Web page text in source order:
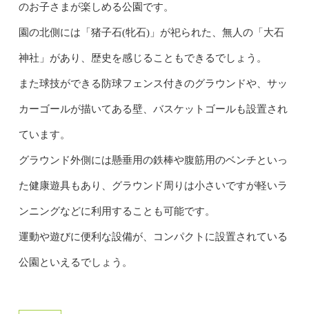
のお子さまが楽しめる公園です。
園の北側には「猪子石(牝石)」が祀られた、無人の「大石
神社」があり、歴史を感じることもできるでしょう。
また球技ができる防球フェンス付きのグラウンドや、サッ
カーゴールが描いてある壁、バスケットゴールも設置され
ています。
グラウンド外側には懸垂用の鉄棒や腹筋用のベンチといっ
た健康遊具もあり、グラウンド周りは小さいですが軽いラ
ンニングなどに利用することも可能です。
運動や遊びに便利な設備が、コンパクトに設置されている
公園といえるでしょう。